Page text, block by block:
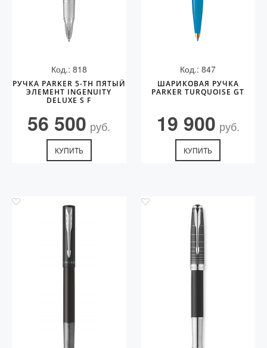
Код.: 818
РУЧКА PARKER 5-TH ПЯТЫЙ
ЭЛЕМЕНТ INGENUITY
DELUXE S F
56 500 руб.
КУПИТЬ
Код.: 847
ШАРИКОВАЯ РУЧКА
PARKER TURQUOISE GT
19 900 руб.
КУПИТЬ